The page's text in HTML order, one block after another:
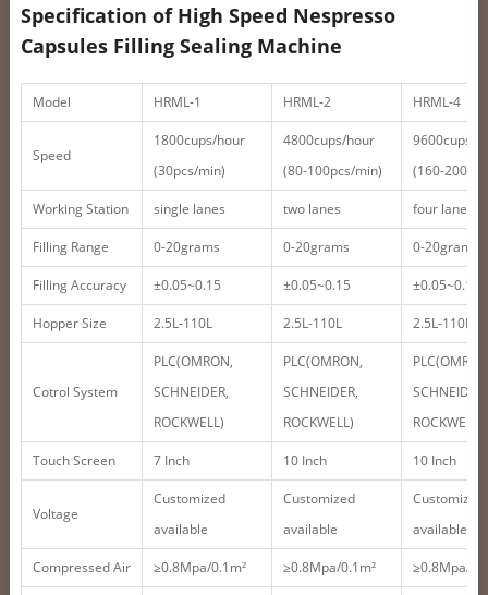
Specification of High Speed Nespresso
Capsules Filling Sealing Machine
Model HRML-1 HRML-2 HRML-4
Speed
1800cups/hour
(30pcs/min)
4800cups/hour
(80-100pcs/min)
9600cups/
(160-
Working Station single lanes two lanes four lanes
Filling Range 0-20grams 0-20grams 0-20grams
Filling Accuracy ±0.05~0.15 ±0.05~0.15 ±0.05~0.15
Hopper Size 2.5L-110L 2.5L-110L 2.5L-110L
Cotrol System
PLC(OMRON,
SCHNEIDER,
ROCKWELL)
PLC(OMRON,
SCHNEIDER,
ROCKWELL)
SCHNEIDER,
ROCKWELL)
Touch Screen 7 Inch 10 Inch 10 Inch
Voltage
Customized
available
Customized
available
Customized
available
Compressed Air ≥0.8Mpa/0.1m² ≥0.8Mpa/0.1m² ≥0.8Mpa/